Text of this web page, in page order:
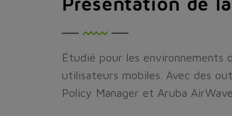
Étudié pour les environnements
utilisateurs mobiles. Avec des
Policy Manager et Aruba